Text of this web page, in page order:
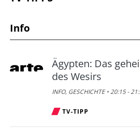
Info
Ägypten: Das
des Wesirs
INFO, GESCHICHTE • 20:15 -
TV-TIPP